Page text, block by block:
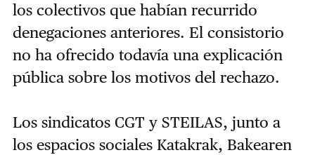
los colectivos que habían recurrido
denegaciones anteriores. El consistorio
no ha ofrecido todavía una explicación
pública sobre los motivos del rechazo.
Los sindicatos CGT y STEILAS, junto a
los espacios sociales Katakrak, Bakearen